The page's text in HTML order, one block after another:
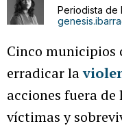
Periodista de
Cinco municipios
erradicar la
acciones fuera
víctimas y